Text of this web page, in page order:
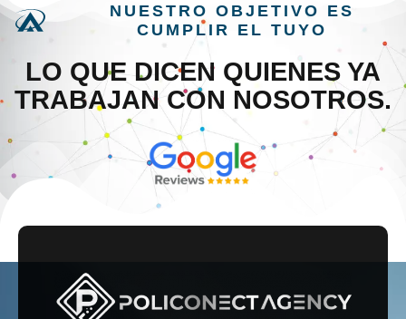
NUESTRO OBJETIVO ES
CUMPLIR EL TUYO
LO QUE DICEN QUIENES YA
TRABAJAN CON NOSOTROS.